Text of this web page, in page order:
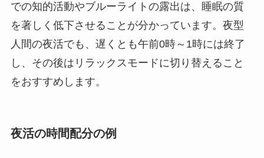
での知的活動やブルーライトの露出は、睡眠の質
を著しく低下させることが分かっています。夜型
人間の夜活でも、遅くとも午前0時～1時には終了
し、その後はリラックスモードに切り替えること
をおすすめします。
夜活の時間配分の例